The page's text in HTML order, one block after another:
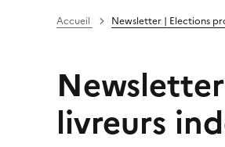
Accueil Newsletter | Elections
livreurs